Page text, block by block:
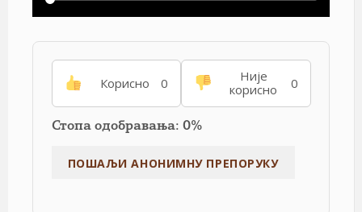
Корисно 0
Није
корисно
0
Стопа одобравања: 0%